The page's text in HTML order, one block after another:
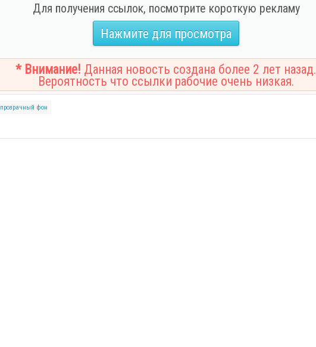
Для получения ссылок, посмотрите короткую рекламу
Нажмите для просмотра
* Внимание! Данная новость создана более 2 лет назад.
Вероятность что ссылки рабочие очень низкая.
прозрачный фон